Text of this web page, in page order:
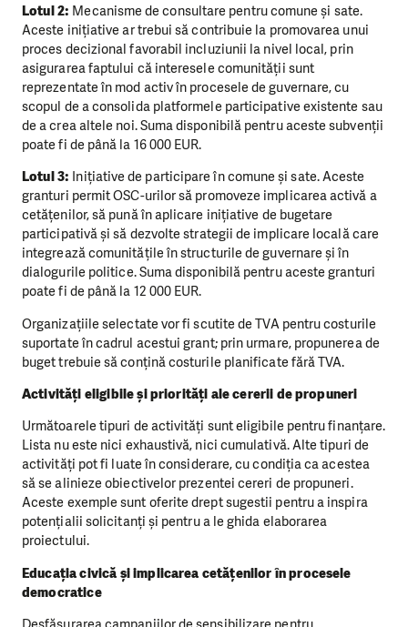
Lotul 2: Mecanisme de consultare pentru comune și sate.
Aceste inițiative ar trebui să contribuie la promovarea unui
proces decizional favorabil incluziunii la nivel local, prin
asigurarea faptului că interesele comunității sunt
reprezentate în mod activ în procesele de guvernare, cu
scopul de a consolida platformele participative existente sau
de a crea altele noi. Suma disponibilă pentru aceste subvenții
poate fi de până la 16 000 EUR.
Lotul 3: Inițiative de participare în comune și sate. Aceste
granturi permit OSC-urilor să promoveze implicarea activă a
cetățenilor, să pună în aplicare inițiative de bugetare
participativă și să dezvolte strategii de implicare locală care
integrează comunitățile în structurile de guvernare și în
dialogurile politice. Suma disponibilă pentru aceste granturi
poate fi de până la 12 000 EUR.
Organizațiile selectate vor fi scutite de TVA pentru costurile
suportate în cadrul acestui grant; prin urmare, propunerea de
buget trebuie să conțină costurile planificate fără TVA.
Activități eligibile și priorități ale cererii de propuneri
Următoarele tipuri de activități sunt eligibile pentru finanțare.
Lista nu este nici exhaustivă, nici cumulativă. Alte tipuri de
activități pot fi luate în considerare, cu condiția ca acestea
să se alinieze obiectivelor prezentei cereri de propuneri.
Aceste exemple sunt oferite drept sugestii pentru a inspira
potențialii solicitanți și pentru a le ghida elaborarea
proiectului.
Educația civică și implicarea cetățenilor în procesele
democratice